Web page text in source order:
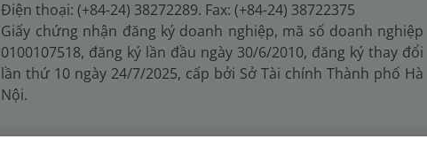
Điện thoại: (+84-24) 38272289. Fax: (+84-24) 38722375
Giấy chứng nhận đăng ký doanh nghiệp, mã số doanh nghiệp
0100107518, đăng ký lần đầu ngày 30/6/2010, đăng ký thay đổi
lần thứ 10 ngày 24/7/2025, cấp bởi Sở Tài chính Thành phố Hà
Nội.